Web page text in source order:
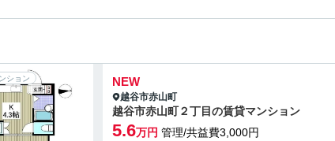
ション NEW
越谷市赤山町
越谷市赤山町２丁目の賃貸マンション
5.6万円 管理/共益費3,000円